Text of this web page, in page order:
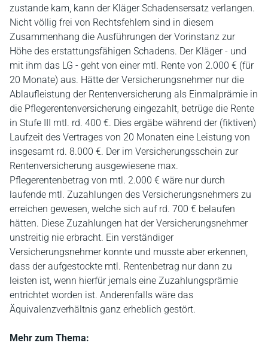
zustande kam, kann der Kläger Schadensersatz verlangen.
Nicht völlig frei von Rechtsfehlern sind in diesem
Zusammenhang die Ausführungen der Vorinstanz zur
Höhe des erstattungsfähigen Schadens. Der Kläger - und
mit ihm das LG - geht von einer mtl. Rente von 2.000 € (für
20 Monate) aus. Hätte der Versicherungsnehmer nur die
Ablaufleistung der Rentenversicherung als Einmalprämie in
die Pflegerentenversicherung eingezahlt, betrüge die Rente
in Stufe III mtl. rd. 400 €. Dies ergäbe während der (fiktiven)
Laufzeit des Vertrages von 20 Monaten eine Leistung von
insgesamt rd. 8.000 €. Der im Versicherungsschein zur
Rentenversicherung ausgewiesene max.
Pflegerentenbetrag von mtl. 2.000 € wäre nur durch
laufende mtl. Zuzahlungen des Versicherungsnehmers zu
erreichen gewesen, welche sich auf rd. 700 € belaufen
hätten. Diese Zuzahlungen hat der Versicherungsnehmer
unstreitig nie erbracht. Ein verständiger
Versicherungsnehmer konnte und musste aber erkennen,
dass der aufgestockte mtl. Rentenbetrag nur dann zu
leisten ist, wenn hierfür jemals eine Zuzahlungsprämie
entrichtet worden ist. Anderenfalls wäre das
Äquivalenzverhältnis ganz erheblich gestört.
Mehr zum Thema: